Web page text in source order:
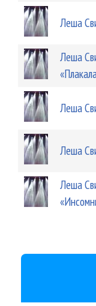
Леша
Леша
Леша
Леша
Леша